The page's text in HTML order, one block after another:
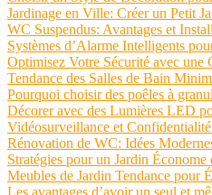
Jardinage en Ville: Créer un Petit
WC Suspendus: Avantages et
Systèmes d’Alarme Intelligents
Optimisez Votre Sécurité avec une
Tendance des Salles de Bain
Pourquoi choisir des poêles à
Décorer avec des Lumières LED
Vidéosurveillance et
Rénovation de WC: Idées
Stratégies pour un Jardin Économe
Meubles de Jardin Tendance pour
Les avantages d’avoir un seul et